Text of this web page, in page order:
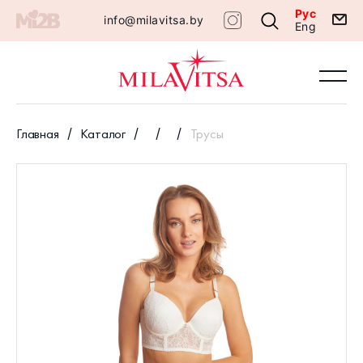
info@milavitsa.by
Рус
Eng
Главная Каталог Трусы